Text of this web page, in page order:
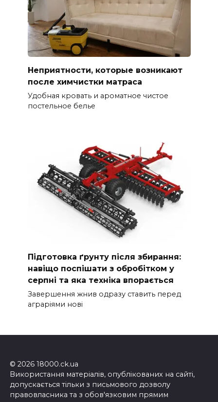
Неприятности, которые возникают
после химчистки матраса
Удобная кровать и ароматное чистое
постельное белье
Підготовка ґрунту після збирання:
навіщо поспішати з обробітком у
серпні та яка техніка впорається
Завершення жнив одразу ставить перед
аграріями нові
© 2026 18000.ck.ua
Використання матеріалів, опублікованих на сайті,
допускається тільки з письмового дозволу
правовласника та з обов'язковим прямим